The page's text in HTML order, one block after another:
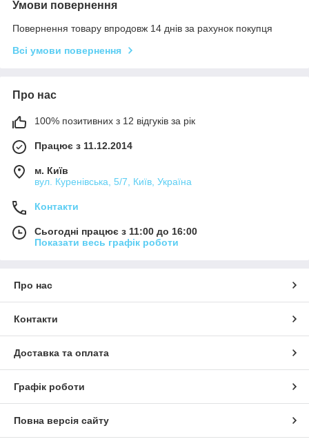
Умови повернення
Повернення товару впродовж 14 днів за рахунок покупця
Всі умови повернення
Про нас
100% позитивних з 12 відгуків за рік
Працює з 11.12.2014
м. Київ
вул. Куренівська, 5/7, Київ, Україна
Контакти
Сьогодні працює з 11:00 до 16:00
Показати весь графік роботи
Про нас
Контакти
Доставка та оплата
Графік роботи
Повна версія сайту